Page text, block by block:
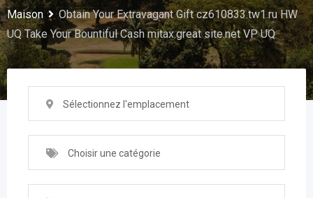
Maison
Obtain Your Extravagant Gift cz610833.tw1.ru HW
UQ Take Your Bountiful Cash mitax.great site.net VP UQ
Sélectionnez l'emplacement
Choisir une catégorie